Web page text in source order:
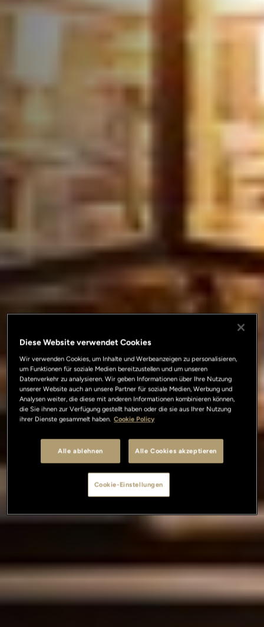
Diese Website verwendet Cookies
Wir verwenden Cookies, um Inhalte und Werbeanzeigen zu personalisieren,
um Funktionen für soziale Medien bereitzustellen und um unseren
Datenverkehr zu analysieren. Wir geben Informationen über Ihre Nutzung
unserer Website auch an unsere Partner für soziale Medien, Werbung und
Analysen weiter, die diese mit anderen Informationen kombinieren können,
die Sie ihnen zur Verfügung gestellt haben oder die sie aus Ihrer Nutzung
ihrer Dienste gesammelt haben. Cookie Policy
Alle ablehnen Alle Cookies akzeptieren
Cookie-Einstellungen